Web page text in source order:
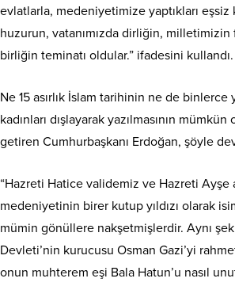
evlatlarla, medeniyetimize yaptıkları
huzurun, vatanımızda dirliğin, milletimizin
birliğin teminatı oldular.” ifadesini kullandı.
Ne 15 asırlık İslam tarihinin ne de binlerce
kadınları dışlayarak yazılmasının mümkün
getiren Cumhurbaşkanı Erdoğan, şöyle
“Hazreti Hatice validemiz ve Hazreti Ayşe
medeniyetinin birer kutup yıldızı olarak
mümin gönüllere nakşetmişlerdir. Aynı
Devleti’nin kurucusu Osman Gazi’yi
onun muhterem eşi Bala Hatun’u nasıl